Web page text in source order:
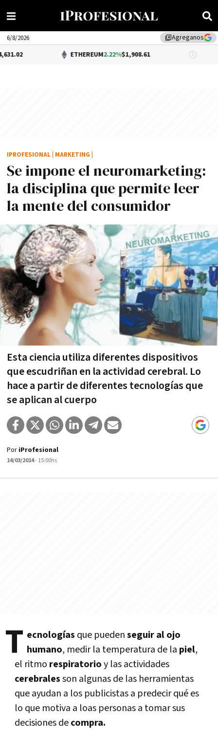
library_addAgreganos
6/8/2026
ETHEREUM2.22%$1,908.61 DÓLAR
Se impone el neuromarketing:
la disciplina que permite leer
la mente del consumidor
Esta ciencia utiliza diferentes dispositivos
que escudriñan en la actividad cerebral. Lo
hace a partir de diferentes tecnologías que
se aplican al cuerpo
IPROFESIONAL MARKETING
Por iProfesional
14/03/2014- 15:00hs
T ecnologías que puedenseguir al ojo
humano, medir la temperatura de la piel,
el ritmo respiratorioy las actividades
cerebralesson algunas de las herramientas
que ayudan a los publicistas a predecir qué es
lo que motiva a loas personas a tomar sus
decisiones decompra.